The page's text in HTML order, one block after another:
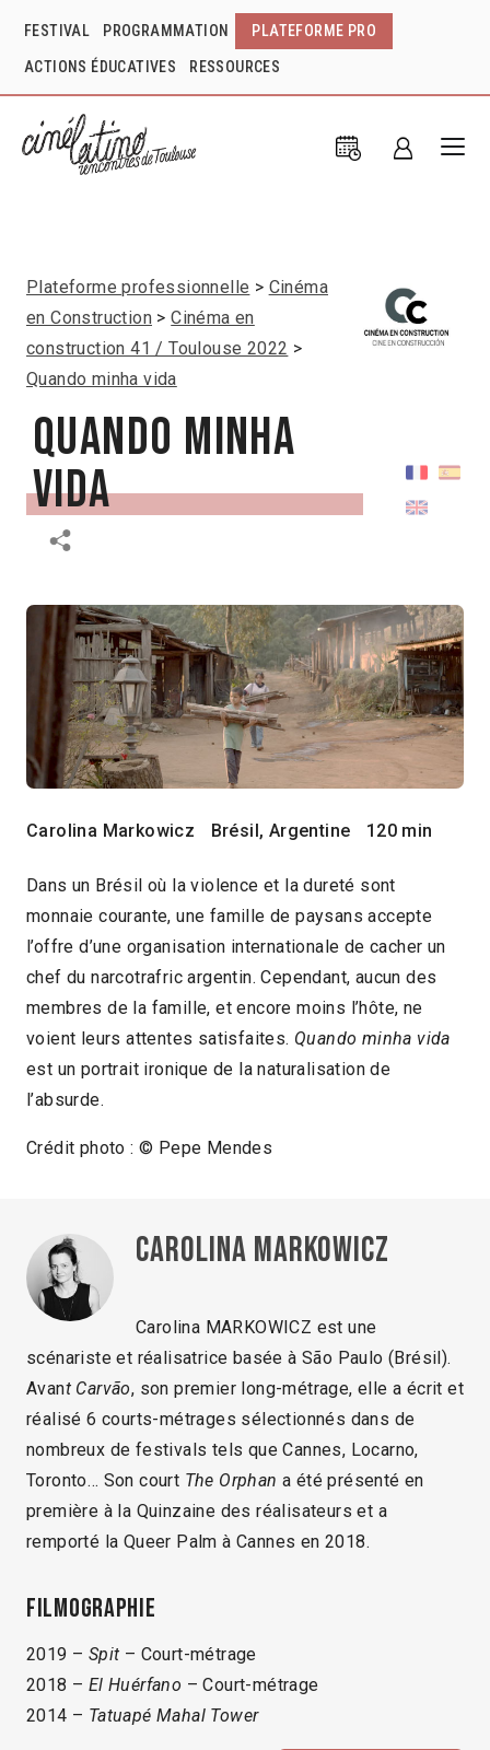
FESTIVAL PROGRAMMATION PLATEFORME PRO
ACTIONS ÉDUCATIVES RESSOURCES
Plateforme professionnelle
Cinéma
en Construction
Cinéma en
construction 41 / Toulouse 2022
Quando minha vida
Quando minha
vida
Carolina Markowicz Brésil, Argentine 120 min
Dans un Brésil où la violence et la dureté sont
monnaie courante, une famille de paysans accepte
l’offre d’une organisation internationale de cacher un
chef du narcotrafric argentin. Cependant, aucun des
membres de la famille, et encore moins l’hôte, ne
voient leurs attentes satisfaites. Quando minha vida
est un portrait ironique de la naturalisation de
l’absurde.
Crédit photo : © Pepe Mendes
Carolina Markowicz
Carolina MARKOWICZ est une
scénariste et réalisatrice basée à São Paulo (Brésil).
Avant Carvão, son premier long-métrage, elle a écrit et
réalisé 6 courts-métrages sélectionnés dans de
nombreux de festivals tels que Cannes, Locarno,
Toronto… Son court The Orphan a été présenté en
première à la Quinzaine des réalisateurs et a
remporté la Queer Palm à Cannes en 2018.
Filmographie
2019 – Spit – Court-métrage
2018 – El Huérfano – Court-métrage
2014 – Tatuapé Mahal Tower